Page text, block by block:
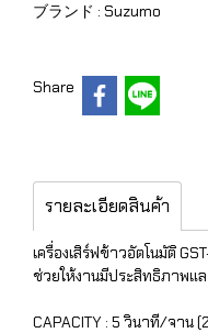
ブランド : Suzumo
Share
รายละเอียดสินค้า
เครื่องเสิร์ฟข้าวอัตโนมัติ
ช่วยให้งานมีประสิทธิภาพแ
CAPACITY : 5 วินาที/จาน